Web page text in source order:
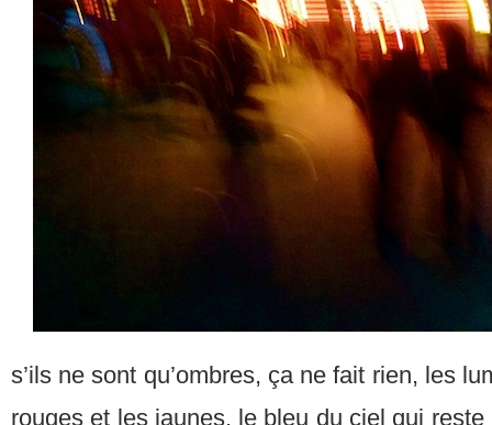
s’ils ne sont qu’ombres, ça ne fait rien, les
rouges et les jaunes, le bleu du ciel qui